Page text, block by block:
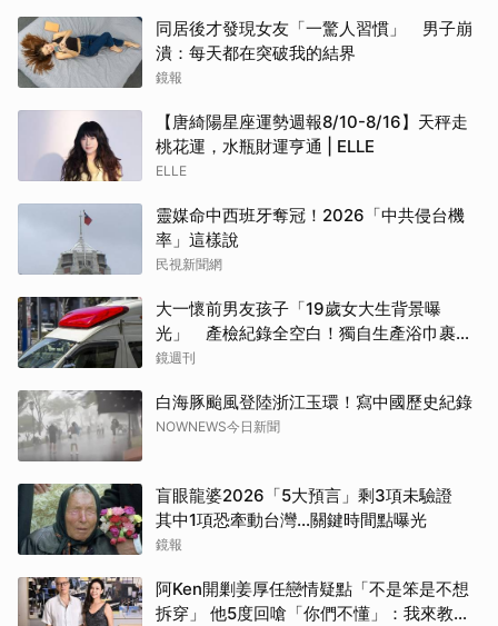
同居後才發現女友「一驚人習慣」 男子崩
潰：每天都在突破我的結界
鏡報
【唐綺陽星座運勢週報8/10-8/16】天秤走
桃花運，水瓶財運亨通 | ELLE
ELLE
靈媒命中西班牙奪冠！2026「中共侵台機
率」這樣說
民視新聞網
大一懷前男友孩子「19歲女大生背景曝
光」 產檢紀錄全空白！獨自生產浴巾裹嬰
屍藏家5天
鏡週刊
白海豚颱風登陸浙江玉環！寫中國歷史紀錄
NOWNEWS今日新聞
盲眼龍婆2026「5大預言」剩3項未驗證
其中1項恐牽動台灣...關鍵時間點曝光
鏡報
阿Ken開剿姜厚任戀情疑點「不是笨是不想
拆穿」 他5度回嗆「你們不懂」：我來教育